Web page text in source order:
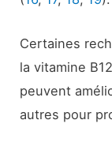
Certaines
la vitamine
peuvent
autres pour